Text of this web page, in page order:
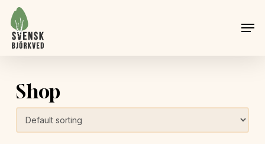
Skip
main
Shop